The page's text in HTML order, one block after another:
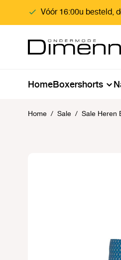
Ga naar de
Vóór 16:00u besteld,
HomeBoxershorts
Home / Sale / Sale Heren